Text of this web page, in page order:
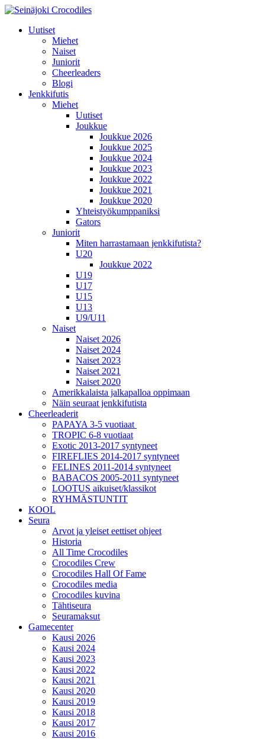
Uutiset
Miehet
Naiset
Juniorit
Cheerleaders
Blogi
Jenkkifutis
Miehet
Uutiset
Joukkue
Joukkue 2026
Joukkue 2025
Joukkue 2024
Joukkue 2023
Joukkue 2022
Joukkue 2021
Joukkue 2020
Yhteistyökumppaniksi
Gators
Juniorit
Miten harrastamaan jenkkifutista?
U20
Joukkue 2022
U19
U17
U15
U13
U9/U11
Naiset
Naiset 2026
Naiset 2024
Naiset 2023
Naiset 2021
Naiset 2020
Amerikkalaista jalkapalloa oppimaan
Näin seuraat jenkkifutista
Cheerleaderit
PAPAYA 3-5 vuotiaat
TROPIC 6-8 vuotiaat
Exotic 2013-2017 syntyneet
FIREFLIES 2014-2017 syntyneet
FELINES 2011-2014 syntyneet
BABACOS 2005-2011 syntyneet
LOOTUS aikuiset/klassikot
RYHMÄSTUNTIT
KOOL
Seura
Arvot ja yleiset eettiset ohjeet
Historia
All Time Crocodiles
Crocodiles Crew
Crocodiles Hall Of Fame
Crocodiles media
Crocodiles kuvina
Tähtiseura
Seuramaksut
Gamecenter
Kausi 2026
Kausi 2024
Kausi 2023
Kausi 2022
Kausi 2021
Kausi 2020
Kausi 2019
Kausi 2018
Kausi 2017
Kausi 2016